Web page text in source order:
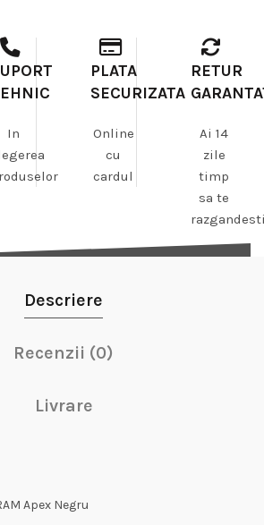
In
PLATA
SECURIZATA
Online
cu
cardul
RETUR
Ai 14
zile
timp
sa te
Descriere
Recenzii (0)
Livrare
Apex Negru